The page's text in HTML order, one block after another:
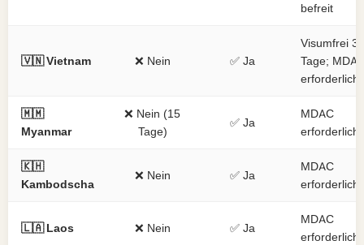
befreit
🇻🇳 Vietnam ❌ Nein ✅ Ja
Visumfrei 30
Tage;
erforderlich
🇲🇲
Myanmar
❌ Nein (15
Tage)
✅ Ja
MDAC
erforderlich
🇰🇭
Kambodscha
❌ Nein ✅ Ja
MDAC
erforderlich
🇱🇦 Laos ❌ Nein ✅ Ja
MDAC
erforderlich